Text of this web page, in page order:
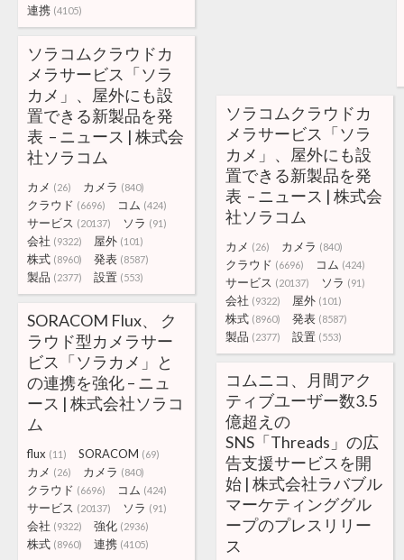
連携 (4105)
ソラコムクラウドカ
メラサービス「ソラ
カメ」、屋外にも設
置できる新製品を発
表 – ニュース | 株式会
社ソラコム
カメ (26) カメラ (840)
クラウド (6696) コム (424)
サービス (20137) ソラ (91)
会社 (9322) 屋外 (101)
株式 (8960) 発表 (8587)
製品 (2377) 設置 (553)
ソラコムクラウドカ
メラサービス「ソラ
カメ」、屋外にも設
置できる新製品を発
表 – ニュース | 株式会
社ソラコム
カメ (26) カメラ (840)
クラウド (6696) コム (424)
サービス (20137) ソラ (91)
会社 (9322) 屋外 (101)
株式 (8960) 発表 (8587)
製品 (2377) 設置 (553)
SORACOM Flux、 ク
ラウド型カメラサー
ビス「ソラカメ」と
の連携を強化 – ニュ
ース | 株式会社ソラコ
ム
flux (11) SORACOM (69)
カメ (26) カメラ (840)
クラウド (6696) コム (424)
サービス (20137) ソラ (91)
会社 (9322) 強化 (2936)
株式 (8960) 連携 (4105)
コムニコ、月間アク
ティブユーザー数3.5
億超えの
SNS「Threads」の広
告支援サービスを開
始 | 株式会社ラバブル
マーケティンググル
ープのプレスリリー
ス